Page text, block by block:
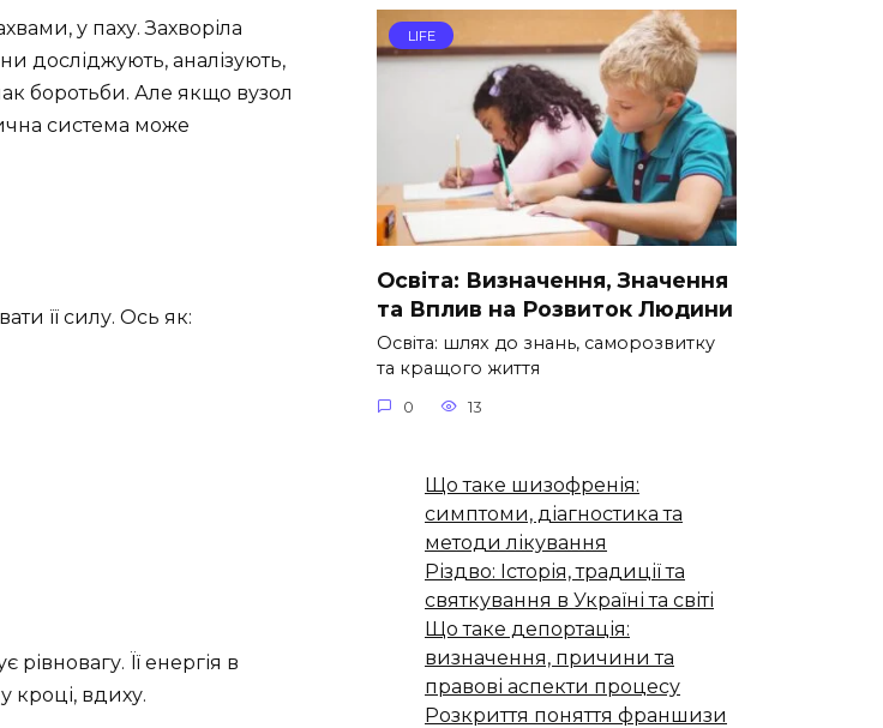
у паху. Захворіла
досліджують, аналізують,
боротьби. Але якщо вузол
система може
її силу. Ось як:
Її енергія в
кроці, вдиху.
LIFE
Освіта: Визначення, Значення
та Вплив на Розвиток Людини
Освіта: шлях до знань, саморозвитку
та кращого життя
0 13
Що таке шизофренія:
симптоми, діагностика та
методи лікування
Різдво: Історія, традиції та
святкування в Україні та світі
Що таке депортація:
визначення, причини та
правові аспекти процесу
Розкриття поняття франшизи